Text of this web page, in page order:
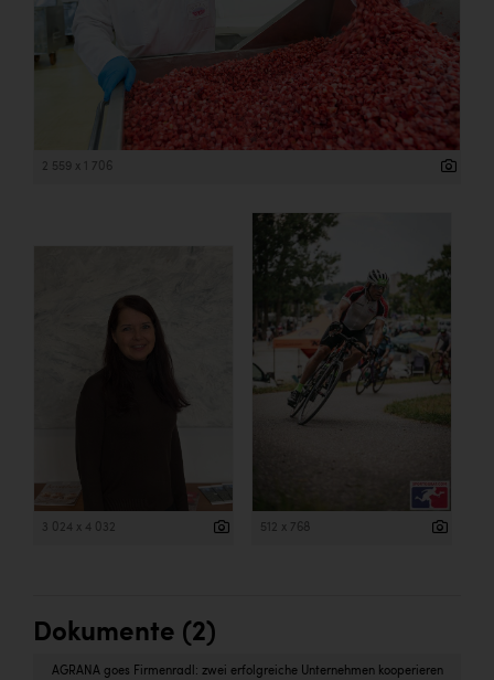
2 559 x 1 706
3 024 x 4 032 512 x 768
Dokumente (2)
AGRANA goes Firmenradl: zwei erfolgreiche Unternehmen kooperieren